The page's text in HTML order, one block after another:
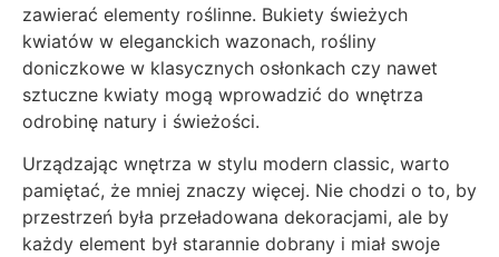
zawierać elementy roślinne. Bukiety świeżych
kwiatów w eleganckich wazonach, rośliny
doniczkowe w klasycznych osłonkach czy nawet
sztuczne kwiaty mogą wprowadzić do wnętrza
odrobinę natury i świeżości.
Urządzając wnętrza w stylu modern classic, warto
pamiętać, że mniej znaczy więcej. Nie chodzi o to, by
przestrzeń była przeładowana dekoracjami, ale by
każdy element był starannie dobrany i miał swoje